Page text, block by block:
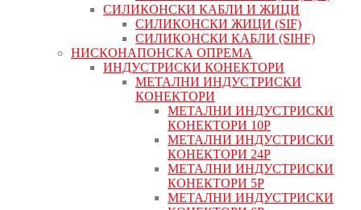
СИЛИКОНСКИ КАБЛИ И ЖИЦИ
СИЛИКОНСКИ ЖИЦИ (SIF)
СИЛИКОНСКИ КАБЛИ (SIHF)
НИСКОНАПОНСКА ОПРЕМА
ИНДУСТРИСКИ КОНЕКТОРИ
МЕТАЛНИ ИНДУСТРИСКИ
КОНЕКТОРИ
МЕТАЛНИ ИНДУСТРИСКИ
КОНЕКТОРИ 10P
МЕТАЛНИ ИНДУСТРИСКИ
КОНЕКТОРИ 24P
МЕТАЛНИ ИНДУСТРИСКИ
КОНЕКТОРИ 5P
МЕТАЛНИ ИНДУСТРИСКИ